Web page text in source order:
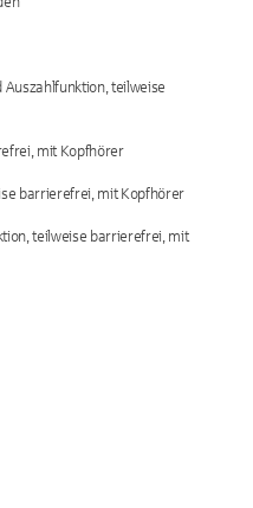
teilweise
mit Kopfhörer
barrierefrei, mit Kopfhörer
teilweise barrierefrei, mit